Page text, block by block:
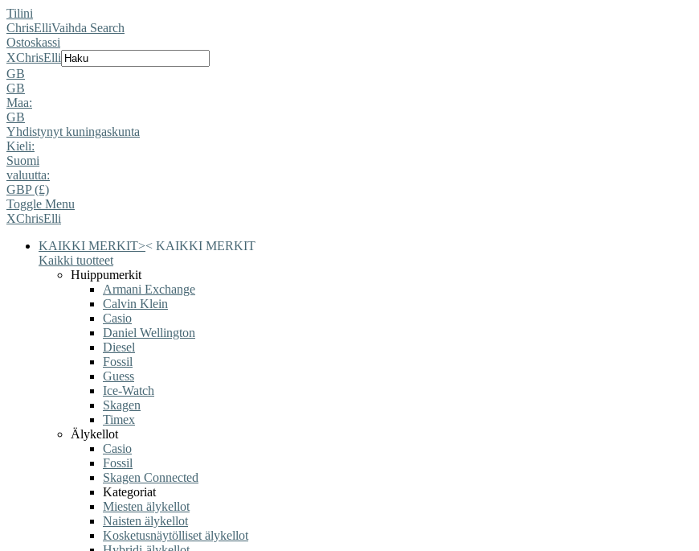
Tilini
ChrisElliVaihda Search
Ostoskassi
XChrisElli
GB
GB
Maa:
GB
Yhdistynyt kuningaskunta
Kieli:
Suomi
valuutta:
GBP (£)
Toggle Menu
XChrisElli
KAIKKI MERKIT>< KAIKKI MERKIT
Kaikki tuotteet
Huippumerkit
Armani Exchange
Calvin Klein
Casio
Daniel Wellington
Diesel
Fossil
Guess
Ice-Watch
Skagen
Timex
Älykellot
Casio
Fossil
Skagen Connected
Kategoriat
Miesten älykellot
Naisten älykellot
Kosketusnäytölliset älykellot